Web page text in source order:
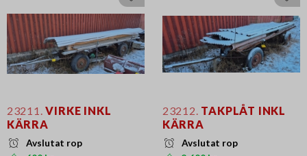
23211. VIRKE INKL
KÄRRA
Avslutat rop
23212. TAKPLÅT INKL
KÄRRA
Avslutat rop